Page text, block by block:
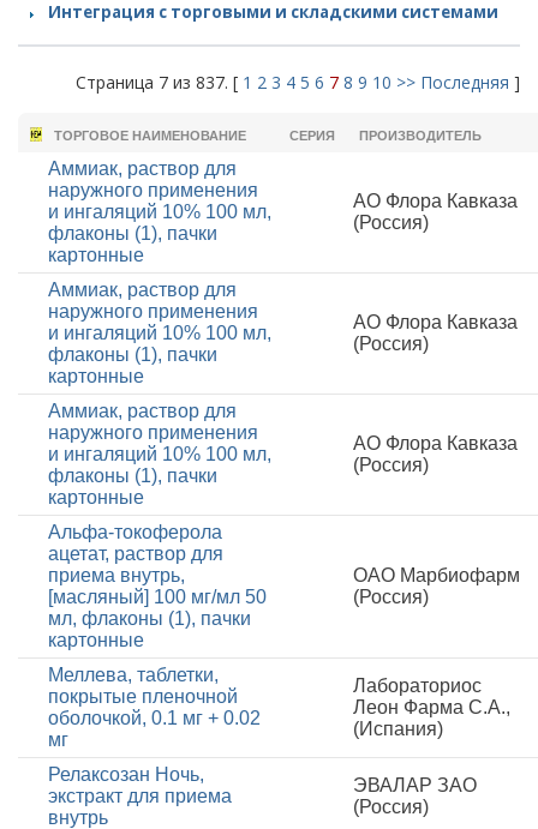
Интеграция с торговыми и складскими системами
Страница 7 из 837. [ 1 2 3 4 5 6 7 8 9 10 >> Последняя ]
ТОРГОВОЕ НАИМЕНОВАНИЕ СЕРИЯ ПРОИЗВОДИТЕЛЬ
Аммиак, раствор для
наружного применения
и ингаляций 10% 100 мл,
флаконы (1), пачки
картонные
АО Флора Кавказа
(Россия)
Аммиак, раствор для
наружного применения
и ингаляций 10% 100 мл,
флаконы (1), пачки
картонные
АО Флора Кавказа
(Россия)
Аммиак, раствор для
наружного применения
и ингаляций 10% 100 мл,
флаконы (1), пачки
картонные
АО Флора Кавказа
(Россия)
Альфа-токоферола
ацетат, раствор для
приема внутрь,
[масляный] 100 мг/мл 50
мл, флаконы (1), пачки
картонные
ОАО Марбиофарм
(Россия)
Меллева, таблетки,
покрытые пленочной
оболочкой, 0.1 мг + 0.02
мг
Лабораториос
Леон Фарма С.А.,
(Испания)
Релаксозан Ночь,
экстракт для приема
внутрь
ЭВАЛАР ЗАО
(Россия)